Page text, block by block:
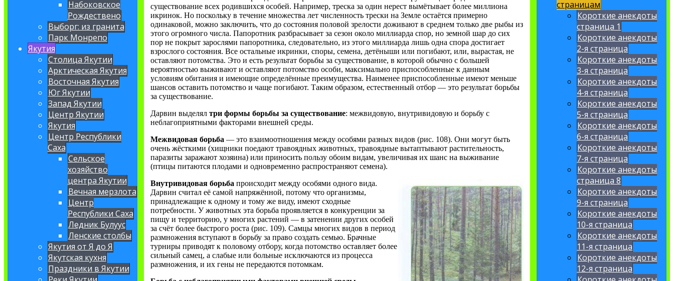
Набоковское
Рождествено
Выборг: из гранита
Парк Монрепо
Якутия
Столица Якутии
Арктическая Якутия
Восточная Якутия
Юг Якутии
Запад Якутии
Центр Якутии
Якутия
Центр Республики
Саха
Сельское
хозяйство
центра Якутии
Вечная мерзлота
Центр
Республики Саха
Ледник Булуус
Ленские столбы
Якутия от Я до Я
Якутская кухня
Праздники в Якутии
существование всех родившихся особей. Например, треска за один нерест вымётывает более миллиона
икринок. Но поскольку в течение множества лет численность трески на Земле остаётся примерно
одинаковой, можно заключить, что до состояния половой зрелости доживают в среднем только две рыбы из
этого огромного числа. Папоротник разбрасывает за сезон около миллиарда спор, но земной шар до сих
пор не покрыт зарослями папоротника, следовательно, из этого миллиарда лишь одна спора достигает
взрослого состояния. Все остальные икринки, споры, семена, детёныши или погибают, или, вырастая, не
оставляют потомства. Это и есть результат борьбы за существование, в которой обычно с большей
вероятностью выживают и оставляют потомство особи, максимально приспособленные к данным
условиям обитания и имеющие определённые преимущества. Наименее приспособленные имеют меньше
шансов оставить потомство и чаще погибают. Таким образом, естественный отбор — это результат борьбы
за существование.
Дарвин выделялтри формы борьбы за существование: межвидовую, внутривидовую и борьбу с
неблагоприятными факторами внешней среды.
Межвидовая борьба — это взаимоотношения между особями разных видов (рис. 108). Они могут быть
очень жёсткими (хищники поедают травоядных животных, травоядные вытаптывают растительность,
паразиты заражают хозяина) или приносить пользу обоим видам, увеличивая их шанс на выживание
(птицы питаются плодами и одновременно распространяют семена).
Внутривидовая борьба происходит между особями одного вида.
Дарвин считал её самой напряжённой, потому что организмы,
принадлежащие к одному и тому же виду, имеют сходные
потребности. У животных эта борьба проявляется в конкуренции за
пищу и территорию, у многих растений — в затенении других особей
за счёт более быстрого роста (рис. 109). Самцы многих видов в период
размножения вступают в борьбу за право создать семью. Брачные
турниры приводят к половому отбору, когда потомство оставляет более
сильный самец, а слабые или больные исключаются из процесса
размножения, и их гены не передаются потомкам.
страницам
Короткие анекдоты
страница 1
Короткие анекдоты
2-я страница
Короткие анекдоты
3-я страница
Короткие анекдоты
4-я страница
Короткие анекдоты
5-я страница
Короткие анекдоты
6-я страница
Короткие анекдоты
7-я страница
Короткие анекдоты
страница 8
Короткие анекдоты
9-я страница
Короткие анекдоты
10-я страница
Короткие анекдоты
11-я страница
Короткие анекдоты
12-я страница